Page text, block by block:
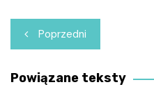
Nawigacja
wpisu
Poprzedni
Powiązane teksty